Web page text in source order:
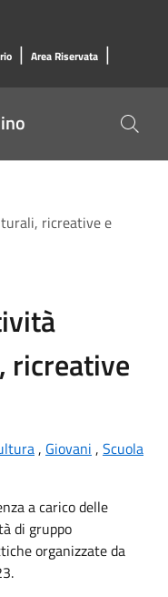
| Area Riservata |
ricreative e
ricreative
, Giovani , Scuola
a carico delle
di gruppo
organizzate da